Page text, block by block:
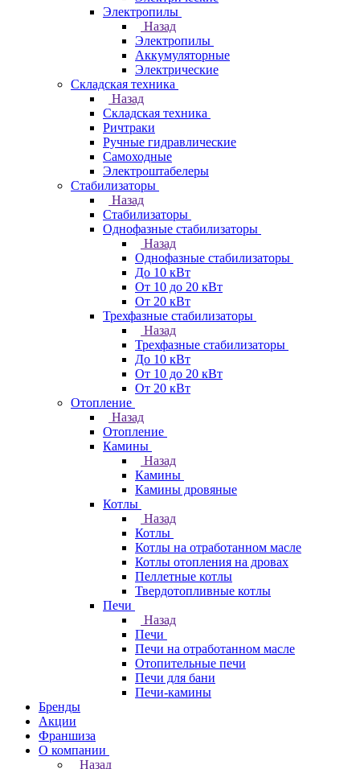
Электропилы
Назад
Электропилы
Аккумуляторные
Электрические
Складская техника
Назад
Складская техника
Ричтраки
Ручные гидравлические
Самоходные
Электроштабелеры
Стабилизаторы
Назад
Стабилизаторы
Однофазные стабилизаторы
Назад
Однофазные стабилизаторы
До 10 кВт
От 10 до 20 кВт
От 20 кВт
Трехфазные стабилизаторы
Назад
Трехфазные стабилизаторы
До 10 кВт
От 10 до 20 кВт
От 20 кВт
Отопление
Назад
Отопление
Камины
Назад
Камины
Камины дровяные
Котлы
Назад
Котлы
Котлы на отработанном масле
Котлы отопления на дровах
Пеллетные котлы
Твердотопливные котлы
Печи
Назад
Печи
Печи на отработанном масле
Отопительные печи
Печи для бани
Печи-камины
Бренды
Акции
Франшиза
О компании
Назад